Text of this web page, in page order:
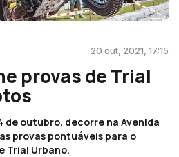
20 out, 2021, 17:15
provas de Trial
de outubro, decorre na Avenida
provas pontuáveis para o
Trial Urbano.